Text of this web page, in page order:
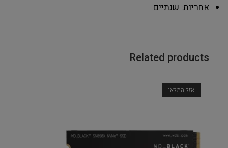
אחריות: שנתיים
Related products
אזל המלאי